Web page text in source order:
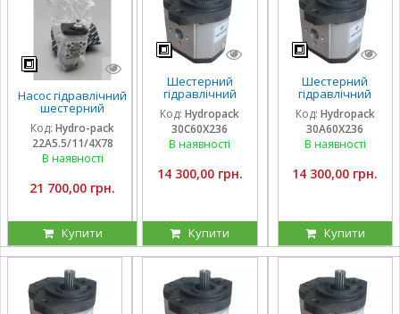
Насос гідравлічний
шестерний
тандемний Hydro-
pack
22A5.5/11/4X780DSS
для CLAAS
Код: Hydro-pack
22A5.5/11/4X78
В наявності
21 700,00 грн.
Купити
Шестерний
гідравлічний
насос Hydropack
30C60X236 (60
см3) правого
обертання
Код: Hydropack
30C60X236
В наявності
14 300,00 грн.
Купити
Шестерний
гідравлічний
насос Hydropack
30A60X236 (60
см3) лівого
обертання
Код: Hydropack
30A60X236
В наявності
14 300,00 грн.
Купити